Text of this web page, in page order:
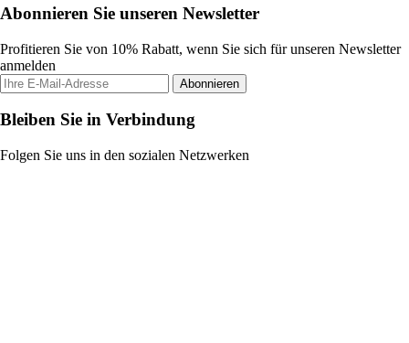
Abonnieren Sie unseren Newsletter
Profitieren Sie von 10% Rabatt, wenn Sie sich für unseren Newsletter
anmelden
Abonnieren
Bleiben Sie in Verbindung
Folgen Sie uns in den sozialen Netzwerken